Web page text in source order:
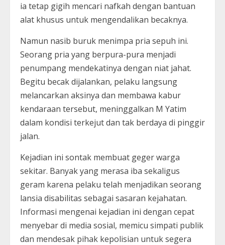
ia tetap gigih mencari nafkah dengan bantuan
alat khusus untuk mengendalikan becaknya.
Namun nasib buruk menimpa pria sepuh ini.
Seorang pria yang berpura-pura menjadi
penumpang mendekatinya dengan niat jahat.
Begitu becak dijalankan, pelaku langsung
melancarkan aksinya dan membawa kabur
kendaraan tersebut, meninggalkan M Yatim
dalam kondisi terkejut dan tak berdaya di pinggir
jalan.
Kejadian ini sontak membuat geger warga
sekitar. Banyak yang merasa iba sekaligus
geram karena pelaku telah menjadikan seorang
lansia disabilitas sebagai sasaran kejahatan.
Informasi mengenai kejadian ini dengan cepat
menyebar di media sosial, memicu simpati publik
dan mendesak pihak kepolisian untuk segera